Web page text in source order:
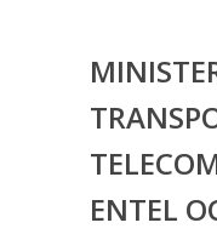
ENTEL